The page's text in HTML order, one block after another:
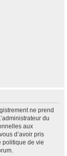
ne prend
du
aux
d’avoir pris
politique de vie